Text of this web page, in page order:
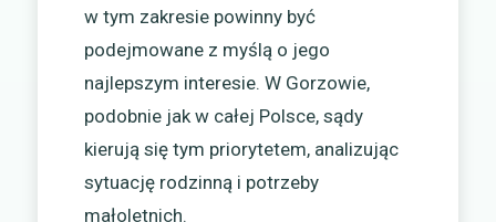
w tym zakresie powinny być
podejmowane z myślą o jego
najlepszym interesie. W Gorzowie,
podobnie jak w całej Polsce, sądy
kierują się tym priorytetem, analizując
sytuację rodzinną i potrzeby
małoletnich.